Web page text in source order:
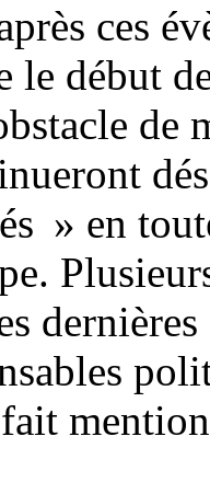
ces
début
de
» en